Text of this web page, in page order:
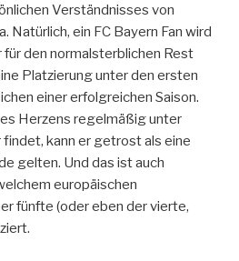
Verständnisses von
Natürlich, ein FC Bayern Fan wird
für den normalsterblichen Rest
Platzierung unter den ersten
einer erfolgreichen Saison.
Herzens regelmäßig unter
findet, kann er getrost als eine
gelten. Und das ist auch
europäischen
fünfte (oder eben der vierte,